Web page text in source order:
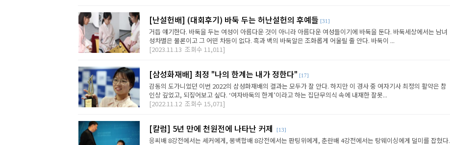
[난설헌배] (대회후기) 바둑 두는 허난설헌의 후예들 [31]
거듭 얘기한다. 바둑을 두는 여성이 아름다운 것이 아니라 아름다운 여성들이기에 바둑을 둔다. 바둑세상에서는 남녀
성차별은 물론이고 그 어떤 차등이 없다. 흑과 백의 바둑알은 조화롭게 어울릴 줄 안다. 바둑이 ...
[2023.11.13 조회수 11,011]
[삼성화재배] 최정 "나의 한계는 내가 정한다" [17]
감동의 도가니었던 이번 2022의 삼성화재배의 결과는 모두가 잘 안다. 하지만 이 경사 중 여자기사 최정의 활약은 참
인상 깊었고, 되짚어보고 싶다. ‘여자바둑의 한계’이라고 하는 집단무의식 속에 내재한 잘못...
[2022.11.12 조회수 15,071]
[칼럼] 5년 만에 천원전에 나타난 커제 [13]
응씨배 8강전에서는 셰커에게, 몽백합배 8강전에서는 판팅위에게, 춘란배 4강전에서는 탕웨이싱에게 덜미를 잡혔다.